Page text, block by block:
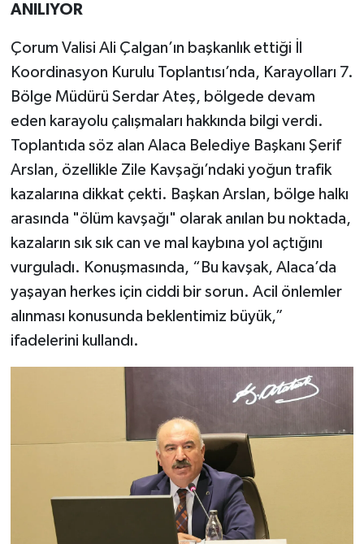
ANILIYOR
Çorum Valisi Ali Çalgan’ın başkanlık ettiği İl
Koordinasyon Kurulu Toplantısı’nda, Karayolları 7.
Bölge Müdürü Serdar Ateş, bölgede devam
eden karayolu çalışmaları hakkında bilgi verdi.
Toplantıda söz alan Alaca Belediye Başkanı Şerif
Arslan, özellikle Zile Kavşağı’ndaki yoğun trafik
kazalarına dikkat çekti. Başkan Arslan, bölge halkı
arasında "ölüm kavşağı" olarak anılan bu noktada,
kazaların sık sık can ve mal kaybına yol açtığını
vurguladı. Konuşmasında, “Bu kavşak, Alaca’da
yaşayan herkes için ciddi bir sorun. Acil önlemler
alınması konusunda beklentimiz büyük,”
ifadelerini kullandı.